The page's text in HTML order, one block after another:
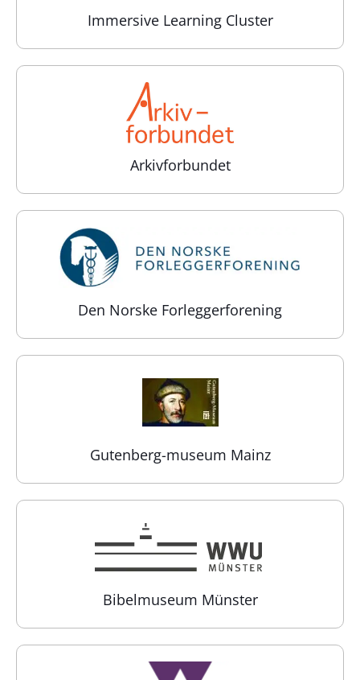
Immersive Learning Cluster
Arkivforbundet
Den Norske Forleggerforening
Gutenberg-museum Mainz
Bibelmuseum Münster